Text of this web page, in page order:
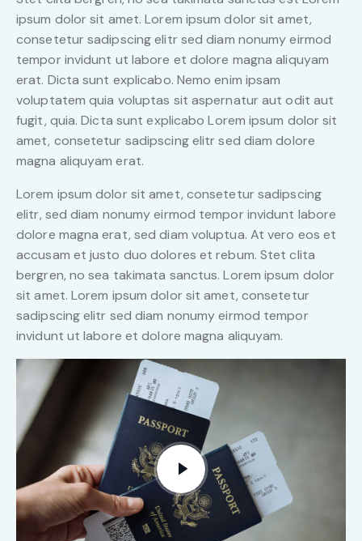
ipsum dolor sit amet. Lorem ipsum dolor sit amet,
consetetur sadipscing elitr sed diam nonumy eirmod
tempor invidunt ut labore et dolore magna aliquyam
erat. Dicta sunt explicabo. Nemo enim ipsam
voluptatem quia voluptas sit aspernatur aut odit aut
fugit, quia. Dicta sunt explicabo Lorem ipsum dolor sit
amet, consetetur sadipscing elitr sed diam dolore
magna aliquyam erat.
Lorem ipsum dolor sit amet, consetetur sadipscing
elitr, sed diam nonumy eirmod tempor invidunt labore
dolore magna erat, sed diam voluptua. At vero eos et
accusam et justo duo dolores et rebum. Stet clita
bergren, no sea takimata sanctus. Lorem ipsum dolor
sit amet. Lorem ipsum dolor sit amet, consetetur
sadipscing elitr sed diam nonumy eirmod tempor
invidunt ut labore et dolore magna aliquyam.